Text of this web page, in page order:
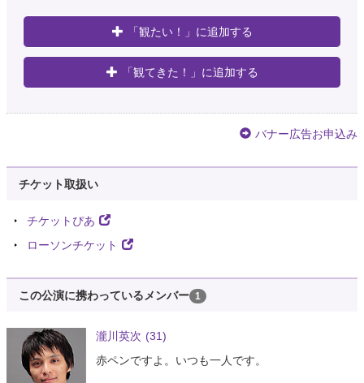
「観たい！」に追加する
「観てきた！」に追加する
バナー広告お申込み
チケット取扱い
チケットぴあ
ローソンチケット
この公演に携わっているメンバー 1
瀧川英次 (31)
赤ペンですよ。いつも一人です。